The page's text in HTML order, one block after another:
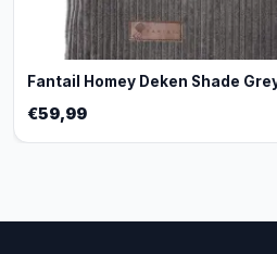
Fantail Homey Deken Shade
€59,99